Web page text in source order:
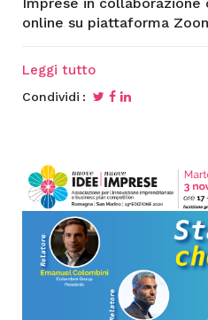
online su piattaforma
Leggi tutto
Condividi